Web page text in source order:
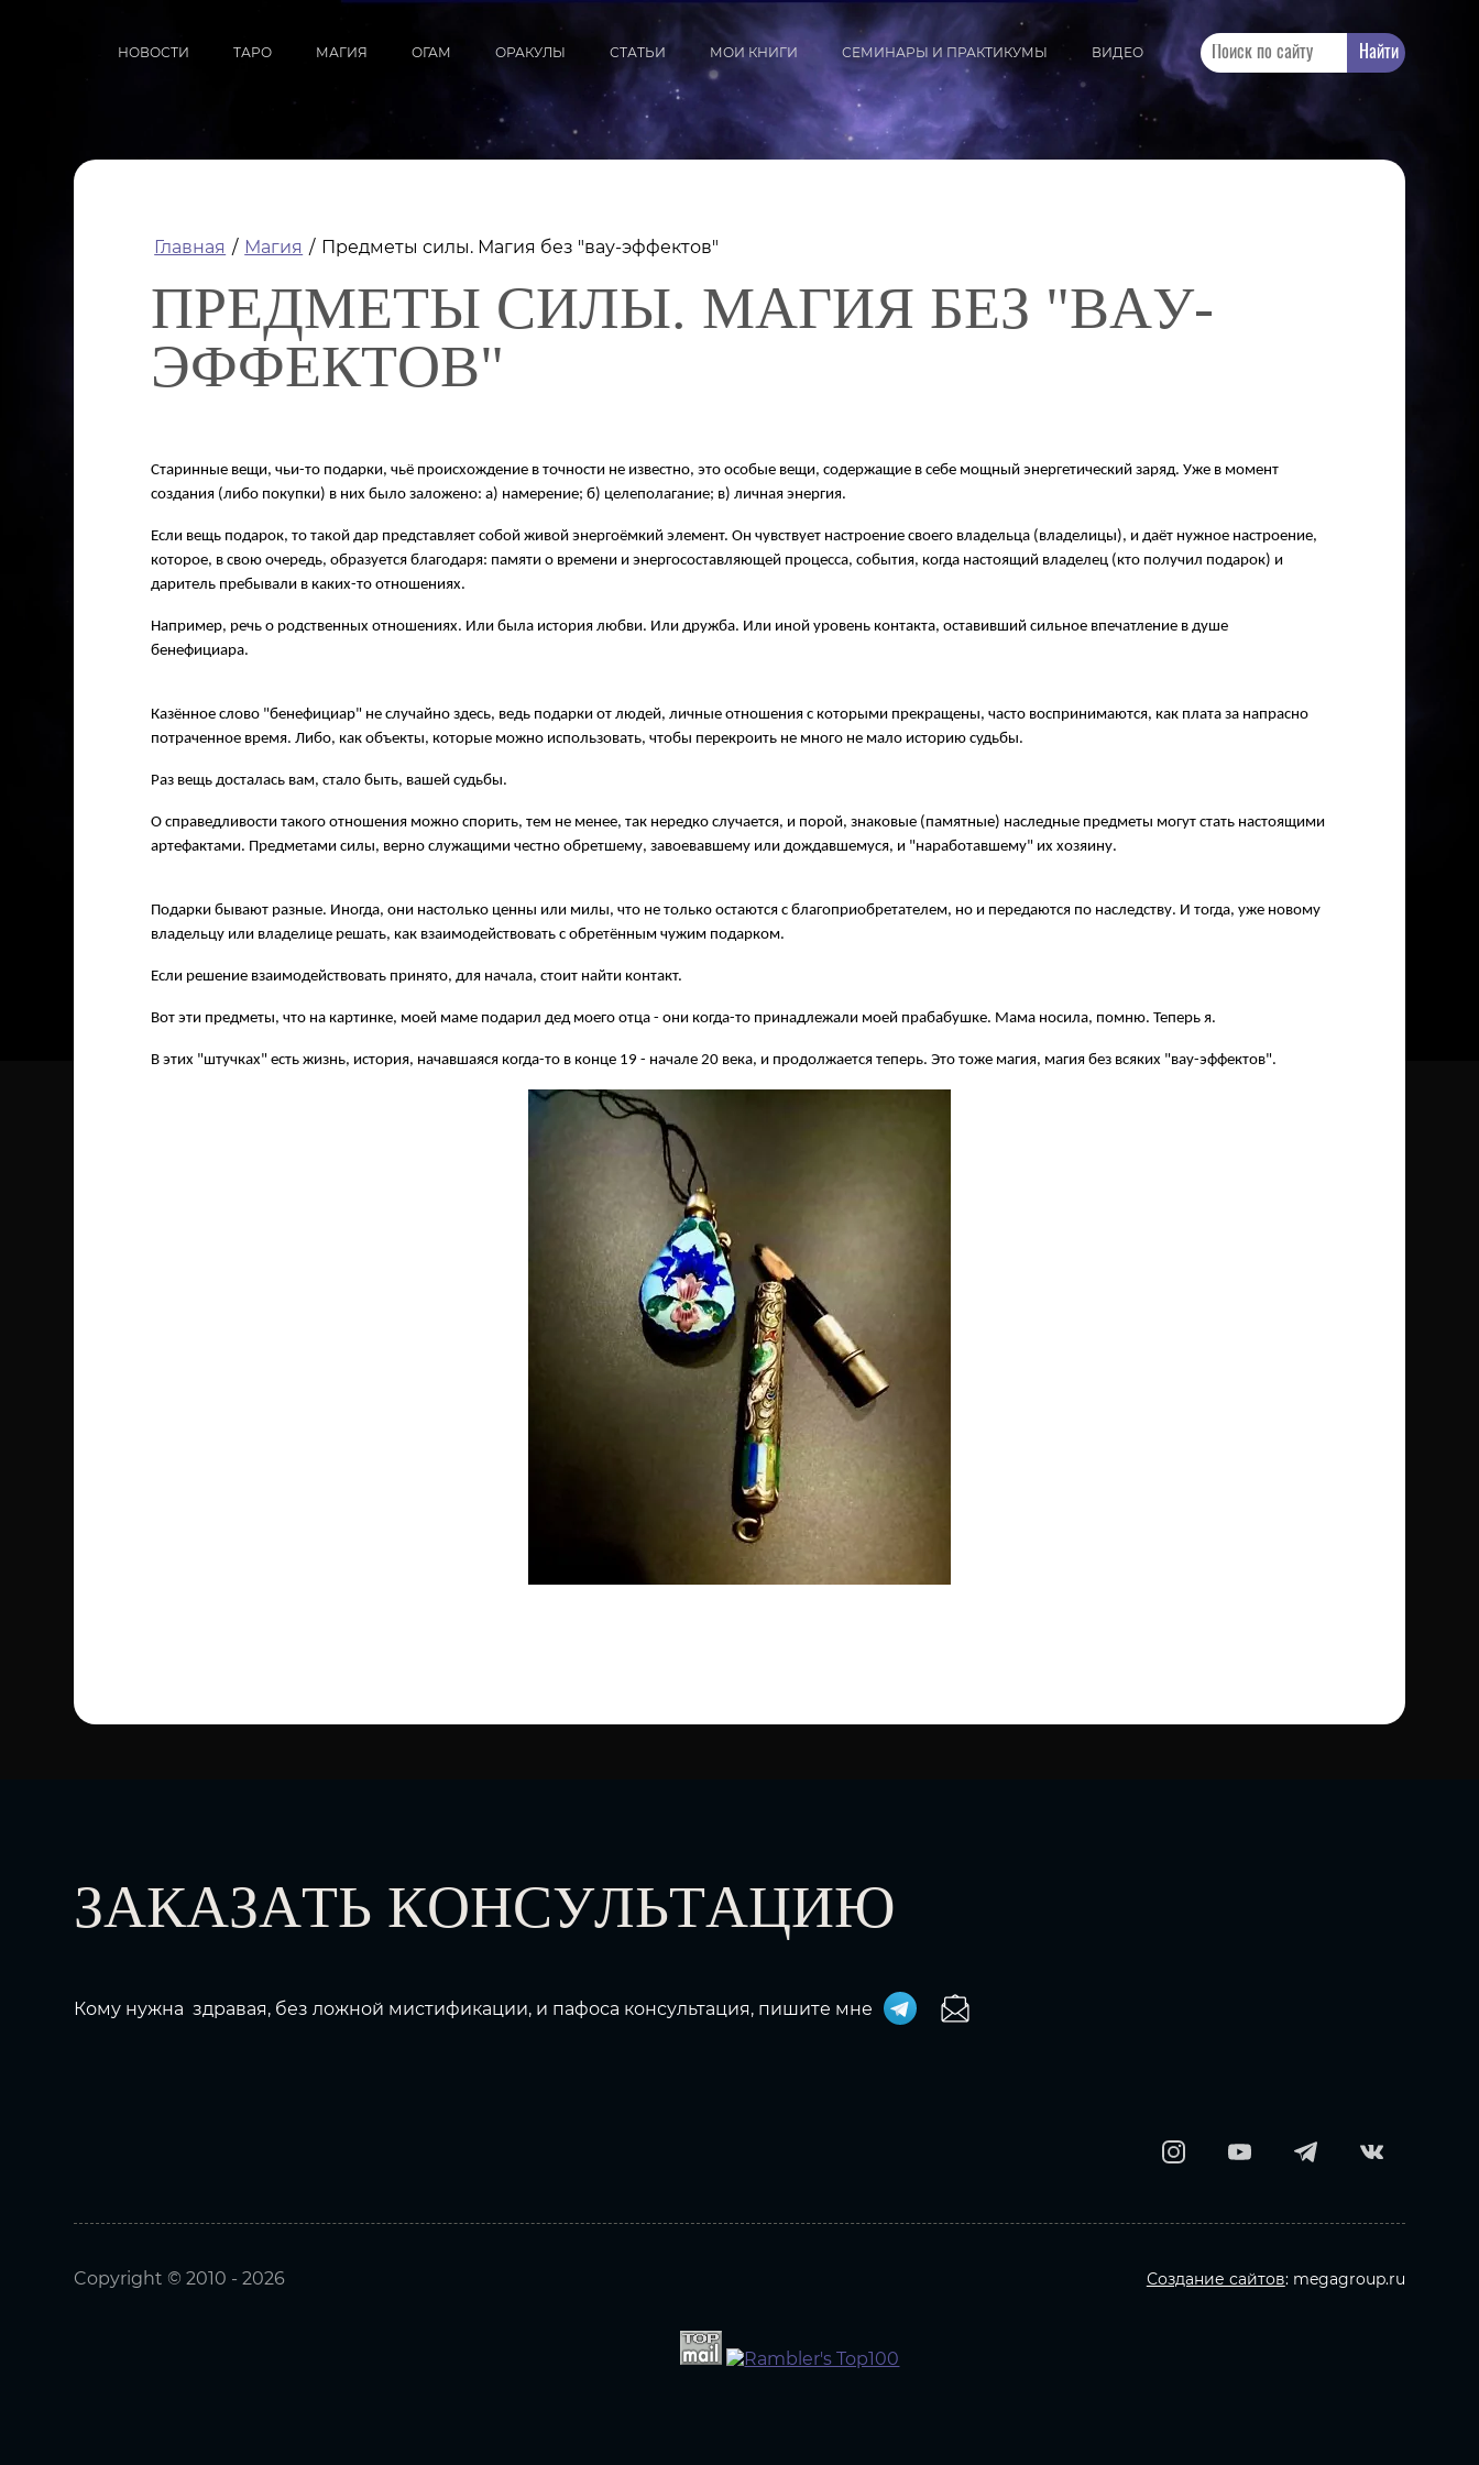
НОВОСТИ ТАРО МАГИЯ ОГАМ ОРАКУЛЫ СТАТЬИ МОИ КНИГИ СЕМИНАРЫ И ПРАКТИКУМЫ ВИДЕО Найти
Главная / Магия / Предметы силы. Магия без "вау-эффектов"
ПРЕДМЕТЫ СИЛЫ. МАГИЯ БЕЗ "ВАУ-
ЭФФЕКТОВ"
Старинные вещи, чьи-то подарки, чьё происхождение в точности не известно, это особые вещи, содержащие в себе мощный энергетический заряд. Уже в момент
создания (либо покупки) в них было заложено: а) намерение; б) целеполагание; в) личная энергия.
Если вещь подарок, то такой дар представляет собой живой энергоёмкий элемент. Он чувствует настроение своего владельца (владелицы), и даёт нужное настроение,
которое, в свою очередь, образуется благодаря: памяти о времени и энергосоставляющей процесса, события, когда настоящий владелец (кто получил подарок) и
даритель пребывали в каких-то отношениях.
Например, речь о родственных отношениях. Или была история любви. Или дружба. Или иной уровень контакта, оставивший сильное впечатление в душе
бенефициара.
Казённое слово "бенефициар" не случайно здесь, ведь подарки от людей, личные отношения с которыми прекращены, часто воспринимаются, как плата за напрасно
потраченное время. Либо, как объекты, которые можно использовать, чтобы перекроить не много не мало историю судьбы.
Раз вещь досталась вам, стало быть, вашей судьбы.
О справедливости такого отношения можно спорить, тем не менее, так нередко случается, и порой, знаковые (памятные) наследные предметы могут стать настоящими
артефактами. Предметами силы, верно служащими честно обретшему, завоевавшему или дождавшемуся, и "наработавшему" их хозяину.
Подарки бывают разные. Иногда, они настолько ценны или милы, что не только остаются с благоприобретателем, но и передаются по наследству. И тогда, уже новому
владельцу или владелице решать, как взаимодействовать с обретённым чужим подарком.
Если решение взаимодействовать принято, для начала, стоит найти контакт.
Вот эти предметы, что на картинке, моей маме подарил дед моего отца - они когда-то принадлежали моей прабабушке. Мама носила, помню. Теперь я.
В этих "штучках" есть жизнь, история, начавшаяся когда-то в конце 19 - начале 20 века, и продолжается теперь. Это тоже магия, магия без всяких "вау-эффектов".
ЗАКАЗАТЬ КОНСУЛЬТАЦИЮ
Кому нужна здравая, без ложной мистификации, и пафоса консультация, пишите мне
Copyright © 2010 - 2026 Создание сайтов: megagroup.ru